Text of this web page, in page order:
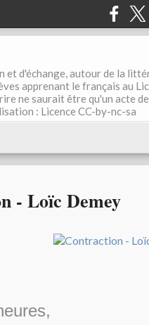
et d'échange, autour de la
apprenant le français au
ne saurait être qu'un acte
: Licence CC-by-nc-sa
- Loïc Demey